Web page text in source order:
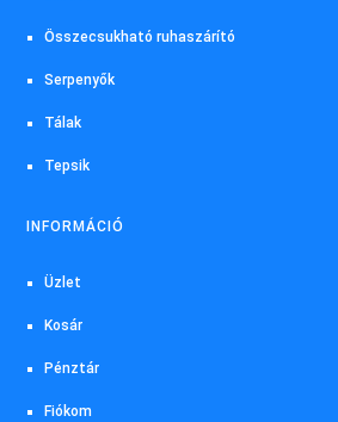
Összecsukható ruhaszárító
Serpenyők
Tálak
Tepsik
INFORMÁCIÓ
Üzlet
Kosár
Pénztár
Fiókom